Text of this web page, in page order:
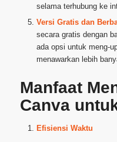
selama terhubung ke
Versi Gratis dan
secara gratis dengan
ada opsi untuk meng-
menawarkan lebih
Manfaat
Canva
Efisiensi Waktu